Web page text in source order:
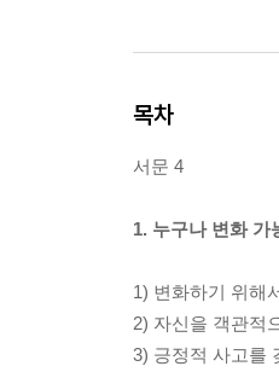
목차
서문 4
1. 누구나 변화 가
1) 변화하기 위해
2) 자신을 객관적
3) 긍정적 사고를